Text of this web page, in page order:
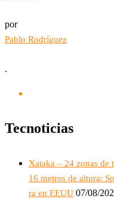
por
Pablo Rodríguez
.
Tecnoticias
Xataka – 24 zonas de
16 metros de altura:
ra en EEUU 07/08/